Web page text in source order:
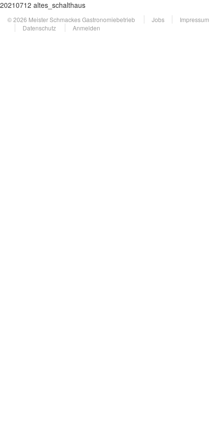
20210712 altes_schalthaus
© 2026 Meister Schmackes Gastronomiebetrieb Jobs
Impressum
Datenschutz
Anmelden